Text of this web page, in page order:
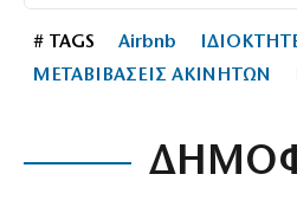
# TAGS Airbnb
ΜΕΤΑΒΙΒΑΣΕΙΣ ΑΚΙΝΗΤΩΝ